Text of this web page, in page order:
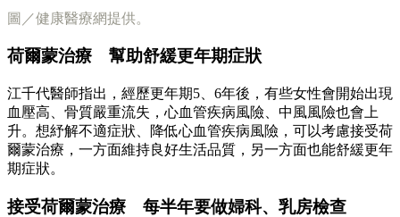
圖／健康醫療網提供。
荷爾蒙治療 幫助舒緩更年期症狀
江千代醫師指出，經歷更年期5、6年後，有些女性會開始出現
血壓高、骨質嚴重流失，心血管疾病風險、中風風險也會上
升。想紓解不適症狀、降低心血管疾病風險，可以考慮接受荷
爾蒙治療，一方面維持良好生活品質，另一方面也能舒緩更年
期症狀。
接受荷爾蒙治療 每半年要做婦科、乳房檢查